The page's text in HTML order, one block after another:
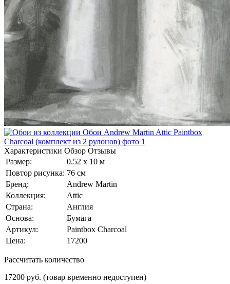
Характеристики Обзор Отзывы
Размер:
0.52 x 10 м
Повтор рисунка: 76 см
Бренд:
Andrew Martin
Коллекция:
Attic
Страна:
Англия
Основа:
Бумага
Артикул:
Paintbox Charcoal
Цена:
17200
Рассчитать количество
17200 руб. (товар временно недоступен)